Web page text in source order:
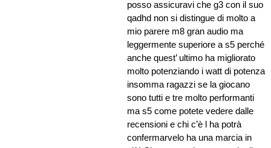
posso assicuravi che g3 con il suo
qadhd non si distingue di molto a
mio parere m8 gran audio ma
leggermente superiore a s5 perché
anche quest’ ultimo ha migliorato
molto potenziando i watt di potenza
insomma ragazzi se la giocano
sono tutti e tre molto performanti
ma s5 come potete vedere dalle
recensioni e chi c’è l ha potrà
confermarvelo ha una marcia in